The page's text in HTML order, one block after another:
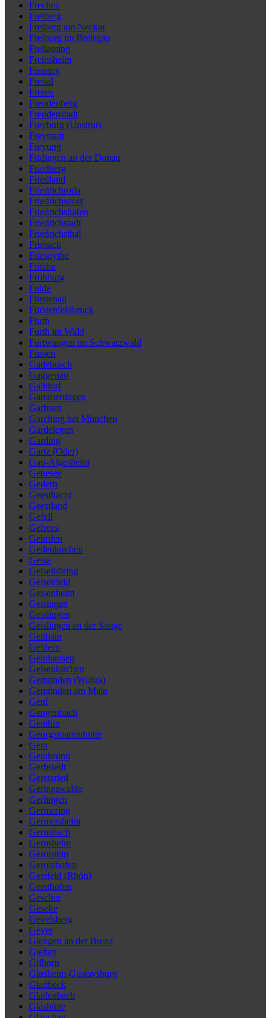
Frechen
Freiberg
Freiberg am Neckar
Freiburg im Breisgau
Freilassing
Freinsheim
Freising
Freital
Freren
Freudenberg
Freudenstadt
Freyburg (Unstrut)
Freystadt
Freyung
Fridingen an der Donau
Friedberg
Friedland
Friedrichroda
Friedrichsdorf
Friedrichshafen
Friedrichstadt
Friedrichsthal
Friesack
Friesoythe
Fritzlar
Frohburg
Fulda
Fürstenau
Fürstenfeldbruck
Fürth
Furth im Wald
Furtwangen im Schwarzwald
Füssen
Gadebusch
Gaggenau
Gaildorf
Gammertingen
Garbsen
Garching bei München
Gardelegen
Garding
Gartz (Oder)
Gau-Algesheim
Gebesee
Gedern
Geesthacht
Geestland
Gefell
Gefrees
Gehrden
Geilenkirchen
Geisa
Geiselhöring
Geisenfeld
Geisenheim
Geisingen
Geislingen
Geislingen an der Steige
Geithain
Geldern
Gelnhausen
Gelsenkirchen
Gemünden (Wohra)
Gemünden am Main
Genf
Gengenbach
Genthin
Georgsmarienhütte
Gera
Gerabronn
Gerbstedt
Geretsried
Geringswalde
Gerlingen
Germering
Germersheim
Gernsbach
Gernsheim
Gerolstein
Gerolzhofen
Gersfeld (Rhön)
Gersthofen
Gescher
Geseke
Gevelsberg
Geyer
Giengen an der Brenz
Gießen
Gifhorn
Ginsheim-Gustavsburg
Gladbeck
Gladenbach
Glashütte